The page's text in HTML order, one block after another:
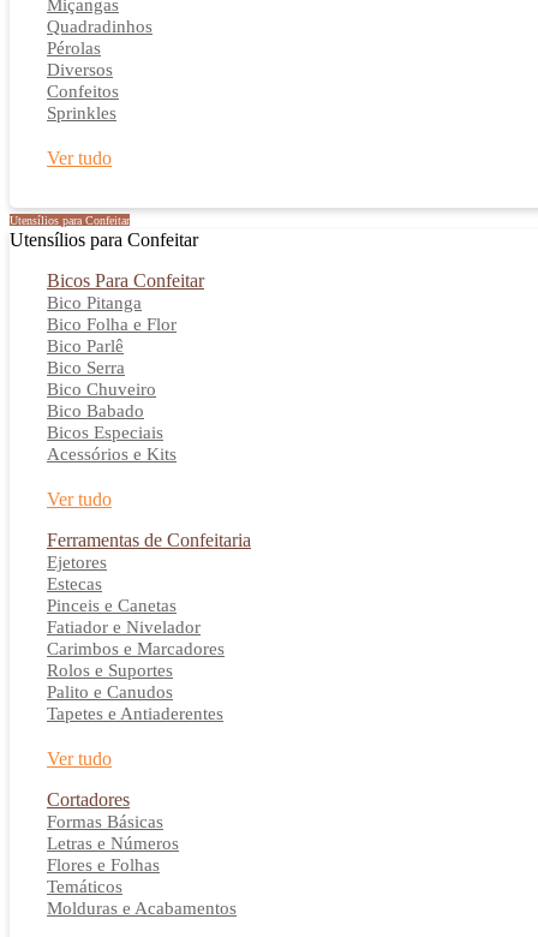
Miçangas
Quadradinhos
Pérolas
Diversos
Confeitos
Sprinkles
Ver tudo
Utensílios para Confeitar
Utensílios para Confeitar
Bicos Para Confeitar
Bico Pitanga
Bico Folha e Flor
Bico Parlê
Bico Serra
Bico Chuveiro
Bico Babado
Bicos Especiais
Acessórios e Kits
Ver tudo
Ferramentas de Confeitaria
Ejetores
Estecas
Pinceis e Canetas
Fatiador e Nivelador
Carimbos e Marcadores
Rolos e Suportes
Palito e Canudos
Tapetes e Antiaderentes
Ver tudo
Cortadores
Formas Básicas
Letras e Números
Flores e Folhas
Temáticos
Molduras e Acabamentos